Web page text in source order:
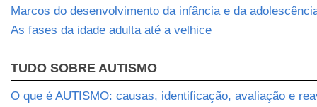
Marcos do desenvolvimento da infância e da
As fases da idade adulta até a velhice
TUDO SOBRE AUTISMO
O que é AUTISMO: causas, identificação, avaliação e